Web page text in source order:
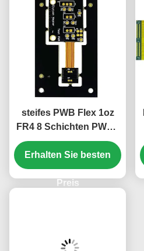
steifes PWB Flex 1oz
FR4 8 Schichten PWBs
1mm grüne
Abdeckungs-Film-weiß
Erhalten Sie besten
Preis